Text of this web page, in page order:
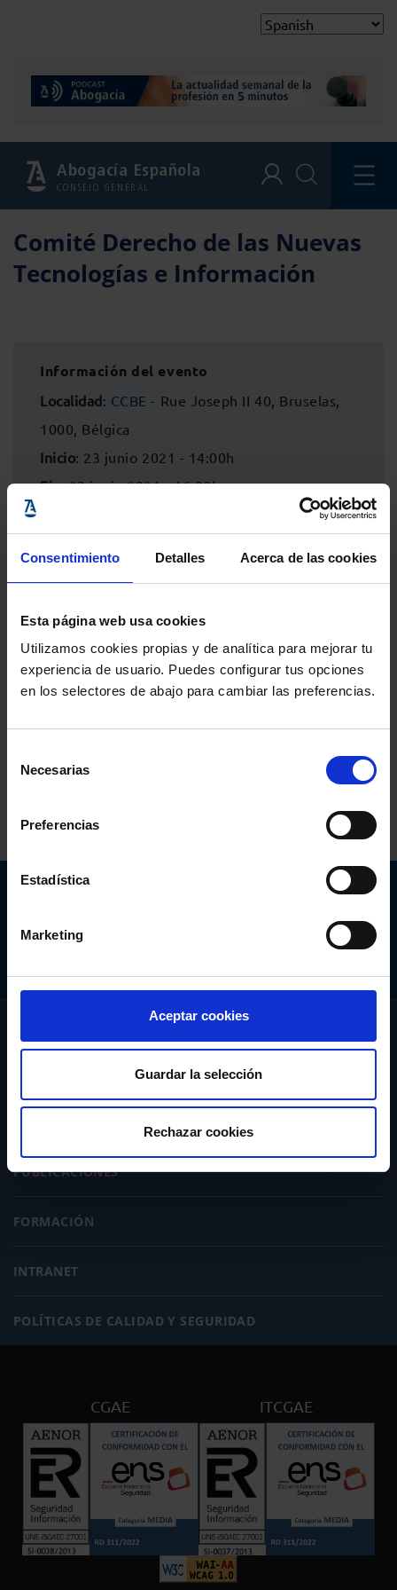
Consentimiento Detalles Acerca de las cookies
Esta página web usa cookies
Utilizamos cookies propias y de analítica para mejorar tu
experiencia de usuario. Puedes configurar tus opciones
en los selectores de abajo para cambiar las preferencias.
Necesarias
Preferencias
Estadística
Marketing
Aceptar cookies
Guardar la selección
Rechazar cookies
Abogacía Española
CONSEJO GENERAL
Comité Derecho de las Nuevas
Tecnologías e Información
Información del evento
Localidad: CCBE - Rue Joseph II 40, Bruselas,
1000, Bélgica
Inicio: 23 junio 2021 - 14:00h
Fin: 23 junio 2021 - 16:00h
PUBLICACIONES
FORMACIÓN
INTRANET
POLÍTICAS DE CALIDAD Y SEGURIDAD
CGAE ITCGAE